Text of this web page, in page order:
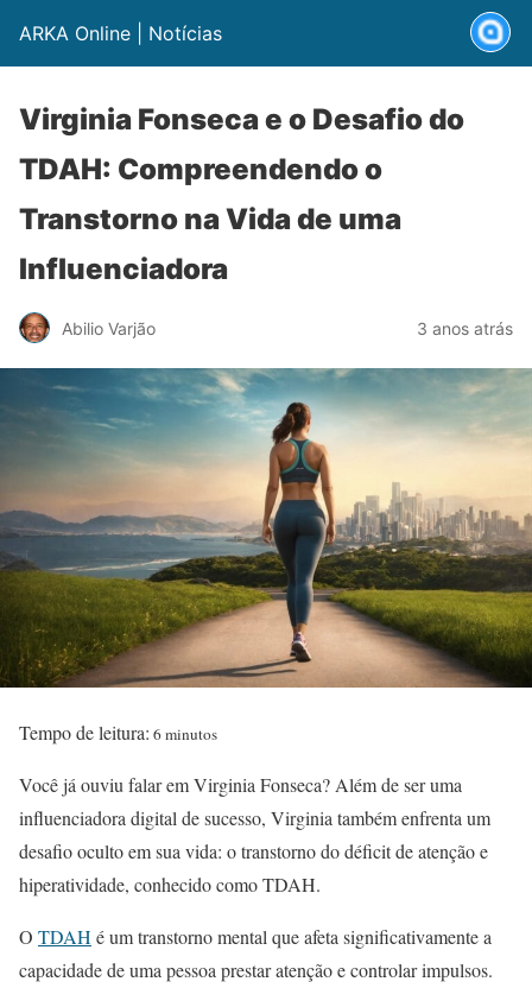
ARKA Online | Notícias
Virginia Fonseca e o Desafio do
TDAH: Compreendendo o
Transtorno na Vida de uma
Influenciadora
Abilio Varjão 3 anos atrás
Tempo de leitura: 6 minutos
Você já ouviu falar em Virginia Fonseca? Além de ser uma
influenciadora digital de sucesso, Virginia também enfrenta um
desafio oculto em sua vida: o transtorno do déficit de atenção e
hiperatividade, conhecido como TDAH.
O TDAH é um transtorno mental que afeta significativamente a
capacidade de uma pessoa prestar atenção e controlar impulsos.